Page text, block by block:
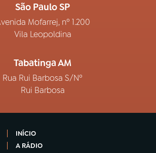
São Paulo SP
Mofarrej, nº 1.200
Vila Leopoldina
Tabatinga AM
Rua Rui Barbosa S/Nº
Rui Barbosa
INÍCIO
A RÁDIO